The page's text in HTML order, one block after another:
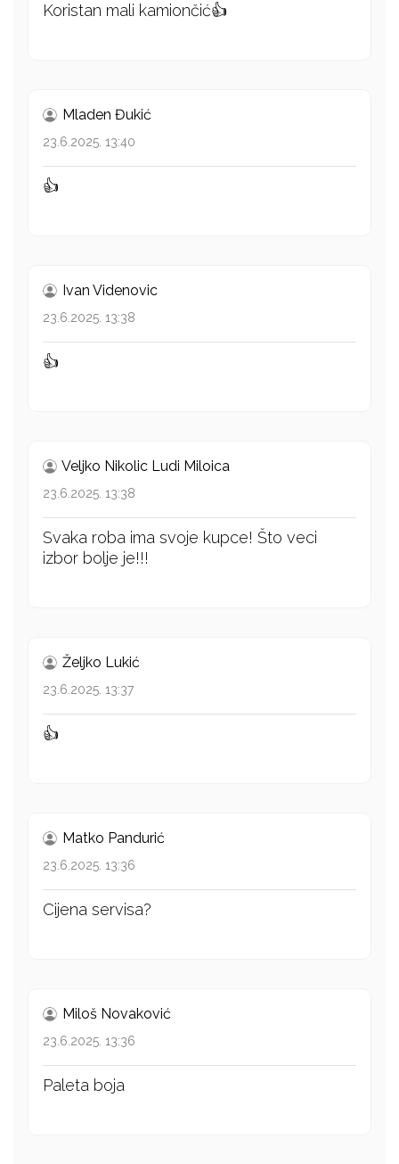
Koristan mali kamiončić👍
Mladen Đukić
23.6.2025. 13:40
👍
Ivan Videnovic
23.6.2025. 13:38
👍
Veljko Nikolic Ludi Miloica
23.6.2025. 13:38
Svaka roba ima svoje kupce! Što veci
izbor bolje je!!!
Željko Lukić
23.6.2025. 13:37
👍
Matko Pandurić
23.6.2025. 13:36
Cijena servisa?
Miloš Novaković
23.6.2025. 13:36
Paleta boja